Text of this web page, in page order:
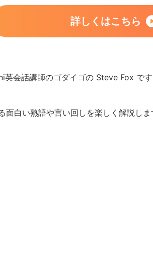
詳しくはこちら
英会話講師のゴダイゴの Steve Fox です
面白い熟語や言い回しを楽しく解説しま